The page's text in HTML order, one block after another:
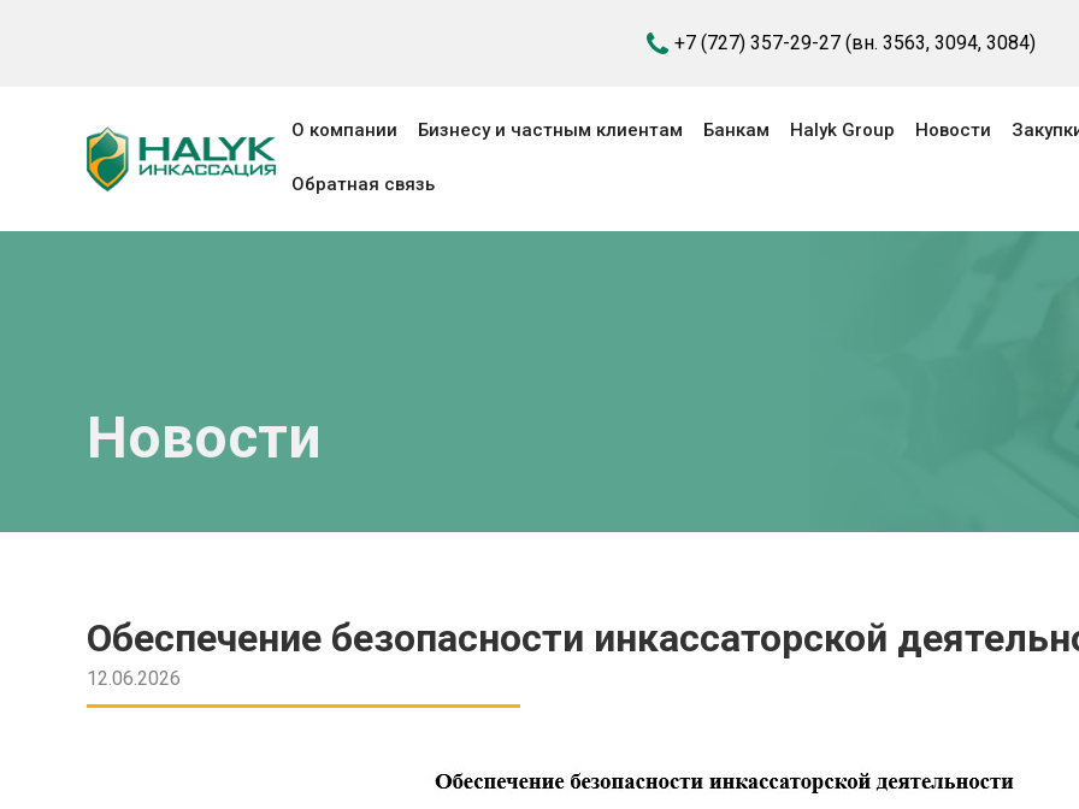
+7 (727) 357-29-27 (вн. 3563, 3094, 3084)
О компании Бизнесу и частным клиентам Банкам Halyk Group Новости
Обратная связь
Новости
Обеспечение безопасности инкассаторской
12.06.2026